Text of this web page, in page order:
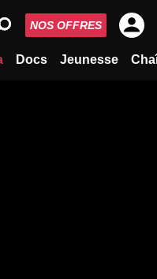
Docs Jeunesse
NOS OFFRES